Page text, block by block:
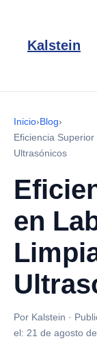
Kalstein
Inicio›Blog›
Eficiencia
Ultrasónicos
en
Por Kalstein ·
el: 21 de agosto